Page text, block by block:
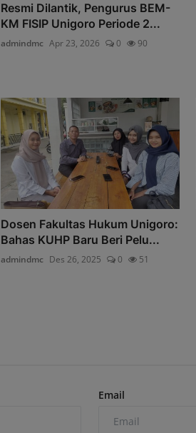
Resmi Dilantik, Pengurus BEM-
KM FISIP Unigoro Periode 2...
admindmc Apr 23, 2026 0 90
Dosen Fakultas Hukum Unigoro:
Bahas KUHP Baru Beri Pelu...
admindmc Des 26, 2025 0 51
Email